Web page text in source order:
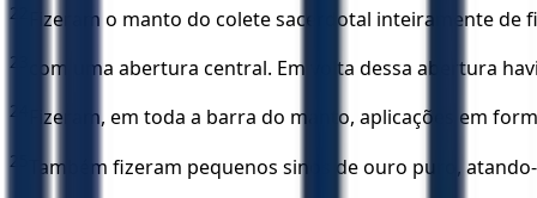
22 Fizeram o manto do colete sacerdotal inteiramente de
23 com uma abertura central. Em volta dessa abertura
24 Fizeram, em toda a barra do manto, aplicações em
25 Também fizeram pequenos sinos de ouro puro,